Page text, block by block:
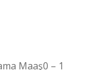
Maaş0 – 1